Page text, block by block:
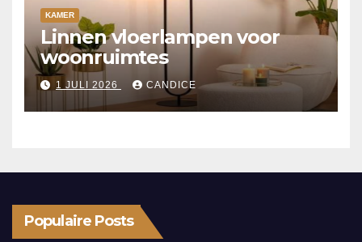
KAMER
Linnen vloerlampen voor
woonruimtes
1 JULI 2026 CANDICE
Populaire Posts